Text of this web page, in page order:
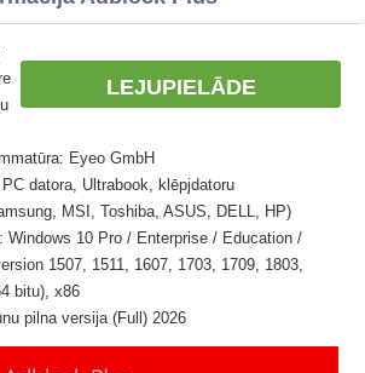
LEJUPIELĀDE
Eyeo GmbH
datora, Ultrabook, klēpjdatoru
MSI, Toshiba, ASUS, DELL, HP)
Windows 10 Pro / Enterprise / Education /
1507, 1511, 1607, 1703, 1709, 1803,
bitu), x86
pilna versija (Full) 2026